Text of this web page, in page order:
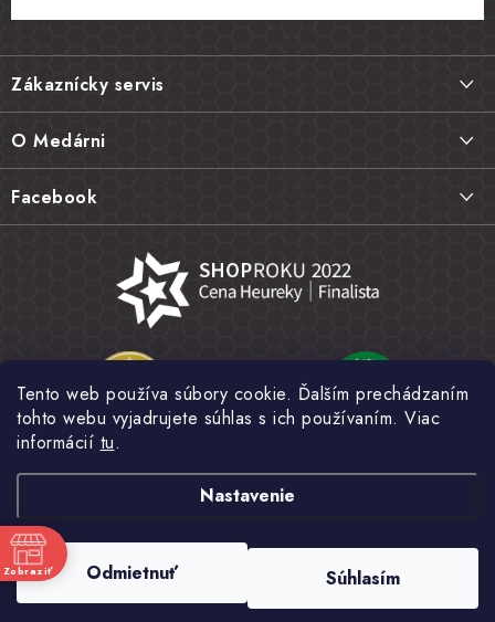
Tento web používa súbory cookie. Ďalším prechádzaním
tohto webu vyjadrujete súhlas s ich používaním. Viac
informácií tu.
Nastavenie
Odmietnuť Súhlasím
Z
á
p
ä
e
Zákaznícky servis
Vrátenie tovaru, výmena a reklamácie
Najčastejšie otázky FAQ
Hodnotenie obchodu
Obchodné podmienky
Ochrana osobných údajov
O Medárni
Náš príbeh
Kamenná predajňa
Fotogaléria
Novinky
Facebook
Vytvoril Shoptet
Copyright 2026 . Všetky práva vyhradené.Upraviť nastavenie
Zobraziť